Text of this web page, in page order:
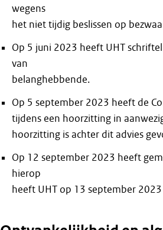
wegens
het niet tijdig beslissen op
Op 5 juni 2023 heeft UHT
van
belanghebbende.
Op 5 september 2023 heeft de
tijdens een hoorzitting in
hoorzitting is achter dit advies
Op 12 september 2023 heeft
hierop
heeft UHT op 13 september